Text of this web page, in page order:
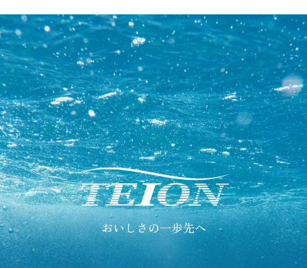
おいしさの一歩先へ